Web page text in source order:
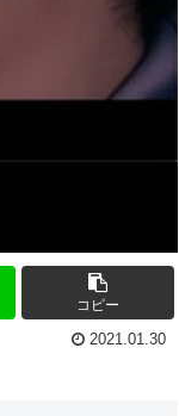
コピー
2021.01.30